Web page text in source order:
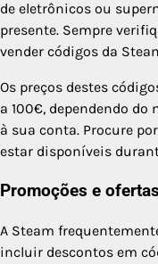
de eletrônicos ou
presente. Sempre
vender códigos da
Os preços destes
a 100€, dependendo
à sua conta. Procure
estar disponíveis
Promoções e
A Steam
incluir descontos em